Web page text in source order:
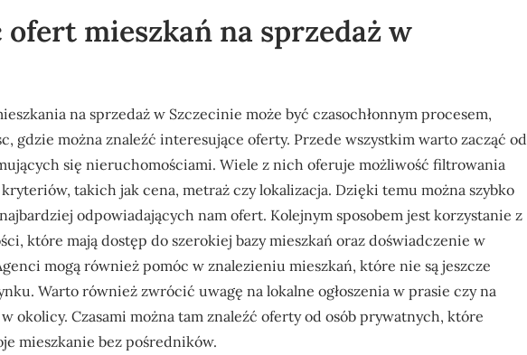
ofert mieszkań na sprzedaż w
na sprzedaż w Szczecinie może być czasochłonnym procesem,
gdzie można znaleźć interesujące oferty. Przede wszystkim warto zacząć od
się nieruchomościami. Wiele z nich oferuje możliwość filtrowania
takich jak cena, metraż czy lokalizacja. Dzięki temu można szybko
odpowiadających nam ofert. Kolejnym sposobem jest korzystanie z
które mają dostęp do szerokiej bazy mieszkań oraz doświadczenie w
mogą również pomóc w znalezieniu mieszkań, które nie są jeszcze
Warto również zwrócić uwagę na lokalne ogłoszenia w prasie czy na
okolicy. Czasami można tam znaleźć oferty od osób prywatnych, które
mieszkanie bez pośredników.